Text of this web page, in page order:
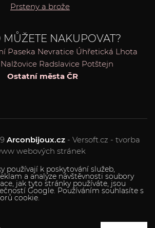
používají k poskytování služeb,
a analýze návštěvnosti soubory
jak tyto stránky používáte, jsou
Google. Používáním souhlasíte s
cookie.
Prsteny a brože
NAKUPOVAT?
Paseka Nevratice Úhřetická Lhota
Nalžovice Radslavice Potštejn
Ostatní města ČR
Arconbijoux.cz - Versoft.cz - tvorba
webových stránek